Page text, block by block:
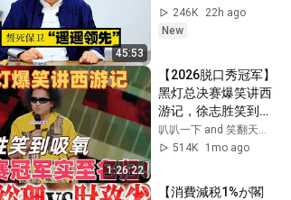
45:53
246K
22h ago
New
1:26:22
【2026脱口秀冠军】
黑灯总决赛爆笑讲西
游记，徐志胜笑到吸
氧！#喜剧之王单口
季 #脱口秀 #搞笑 #
#黑灯
叭叭一下 and 笑翻天综艺社
514K
1mo ago
【消費減税1%が閣